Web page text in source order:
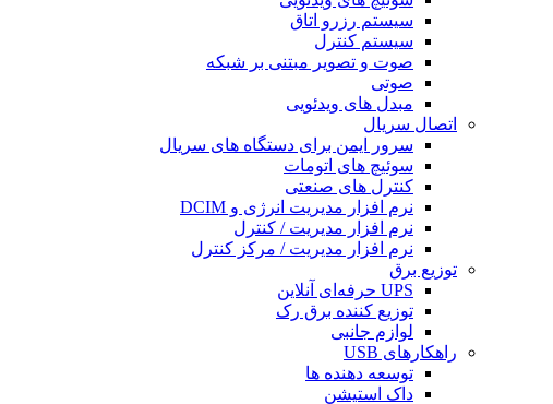
سیستم رزرو اتاق
سیستم کنترل
صوت و تصویر مبتنی بر شبکه
صوتی
مبدل های ویدئویی
اتصال سریال
سرور ایمن برای دستگاه های سریال
سوئیچ های اتومات
کنترل های صنعتی
نرم افزار مدیریت انرژی و DCIM
نرم افزار مدیریت / کنترل
نرم افزار مدیریت / مرکز کنترل
توزیع برق
UPS حرفه‌ای آنلاین
توزیع کننده برق رک
لوازم جانبی
راهکارهای USB
توسعه دهنده ها
داک استیشن